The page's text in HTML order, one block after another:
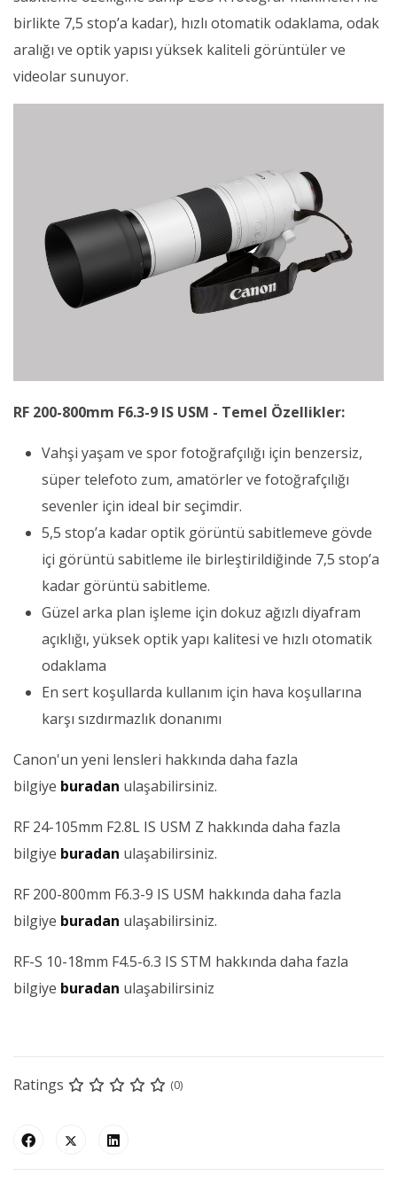
birlikte 7,5 stop’a kadar), hızlı otomatik odaklama, odak
aralığı ve optik yapısı yüksek kaliteli görüntüler ve
videolar sunuyor.
RF 200-800mm F6.3-9 IS USM - Temel Özellikler:
Vahşi yaşam ve spor fotoğrafçılığı için benzersiz,
süper telefoto zum, amatörler ve fotoğrafçılığı
sevenler için ideal bir seçimdir.
5,5 stop’a kadar optik görüntü sabitlemeve gövde
içi görüntü sabitleme ile birleştirildiğinde 7,5 stop’a
kadar görüntü sabitleme.
Güzel arka plan işleme için dokuz ağızlı diyafram
açıklığı, yüksek optik yapı kalitesi ve hızlı otomatik
odaklama
En sert koşullarda kullanım için hava koşullarına
karşı sızdırmazlık donanımı
Canon'un yeni lensleri hakkında daha fazla
bilgiye buradan ulaşabilirsiniz.
RF 24-105mm F2.8L IS USM Z hakkında daha fazla
bilgiye buradan ulaşabilirsiniz.
RF 200-800mm F6.3-9 IS USM hakkında daha fazla
bilgiye buradan ulaşabilirsiniz.
RF-S 10-18mm F4.5-6.3 IS STM hakkında daha fazla
bilgiye buradan ulaşabilirsiniz
Ratings (0)